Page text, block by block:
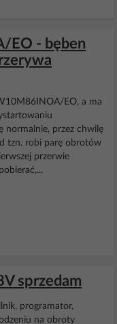
EO - bęben
EO, a ma
normalnie, przez chwilę
tzn. robi parę obrotów
przerwie
sprzedam
programator,
na obroty